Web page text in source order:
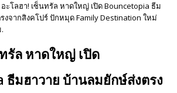
อะโลฮา! เซ็นทรัล หาดใหญ่ เปิด Bouncetopia ธีม
งจากสิงคโปร์ ปักหมุด Family Destination ใหม่
รัล หาดใหญ่ เปิด
ธีมฮาวาย บ้านลมยักษ์ส่งตรง